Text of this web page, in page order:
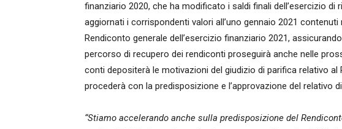
finanziario 2020, che ha modificato i saldi finali dell’esercizio
aggiornati i corrispondenti valori all’uno gennaio 2021
Rendiconto generale dell’esercizio finanziario 2021,
percorso di recupero dei rendiconti proseguirà anche nelle
conti depositerà le motivazioni del giudizio di parifica relativo al
procederà con la predisposizione e l’approvazione del relativo
“Stiamo accelerando anche sulla predisposizione del